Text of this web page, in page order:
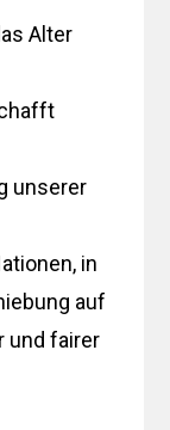
Alter
unserer
in
auf
und fairer